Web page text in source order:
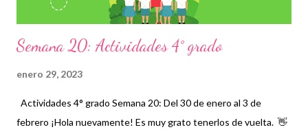
Semana 20: Actividades 4° grado
enero 29, 2023
Actividades 4° grado Semana 20: Del 30 de enero al 3 de
febrero ¡Hola nuevamente! Es muy grato tenerlos de vuelta. 👋